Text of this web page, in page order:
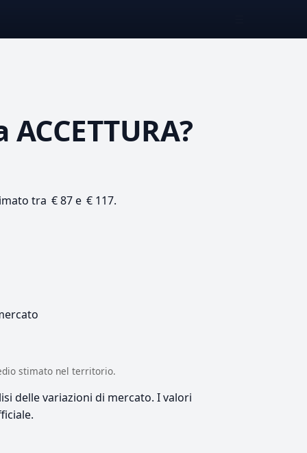
ACCETTURA?
tra € 87 e € 117.
stimato nel territorio.
delle variazioni di mercato. I valori